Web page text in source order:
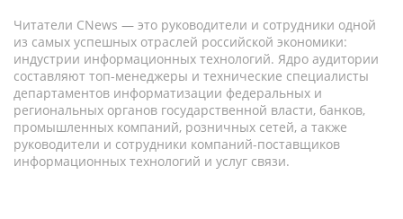
Читатели CNews — это руководители и сотрудники одной
из самых успешных отраслей российской экономики:
индустрии информационных технологий. Ядро аудитории
составляют топ-менеджеры и технические специалисты
департаментов информатизации федеральных и
региональных органов государственной власти, банков,
промышленных компаний, розничных сетей, а также
руководители и сотрудники компаний-поставщиков
информационных технологий и услуг связи.